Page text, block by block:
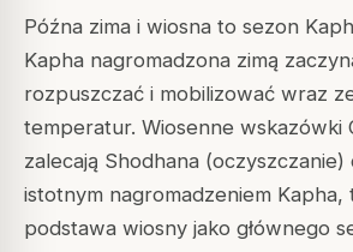
Późna zima i wiosna to sezon
Kapha nagromadzona zimą
rozpuszczać i mobilizować wraz
temperatur. Wiosenne wskazówki
zalecają Shodhana (oczyszczanie)
istotnym nagromadzeniem Kapha,
podstawa wiosny jako głównego